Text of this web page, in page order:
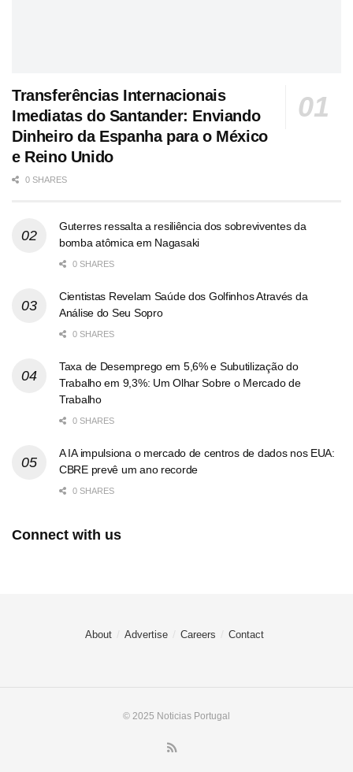
Transferências Internacionais
Imediatas do Santander: Enviando
Dinheiro da Espanha para o México
e Reino Unido
0 SHARES
Guterres ressalta a resiliência dos sobreviventes da
bomba atômica em Nagasaki
0 SHARES
Cientistas Revelam Saúde dos Golfinhos Através da
Análise do Seu Sopro
0 SHARES
Taxa de Desemprego em 5,6% e Subutilização do
Trabalho em 9,3%: Um Olhar Sobre o Mercado de
Trabalho
0 SHARES
A IA impulsiona o mercado de centros de dados nos EUA:
CBRE prevê um ano recorde
0 SHARES
Connect with us
About Advertise Careers Contact
© 2025 Noticias Portugal